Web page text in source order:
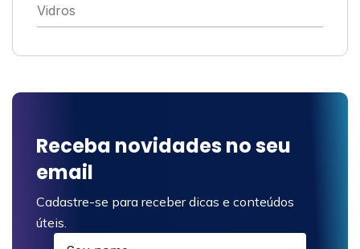
Vidros
Receba novidades no seu
email
Cadastre-se para receber dicas e conteúdos
úteis.